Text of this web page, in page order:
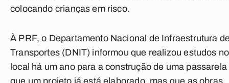
colocando crianças em risco.
À PRF, o Departamento Nacional de Infraestrutura
Transportes (DNIT) informou que realizou estudos no
local há um ano para a construção de uma passarela
que um projeto já está elaborado, mas que as obras